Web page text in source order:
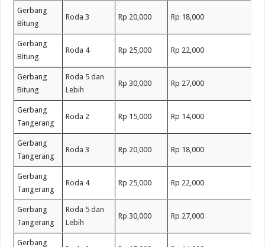
Gerbang
Bitung
Roda 3 Rp 20,000 Rp 18,000
Gerbang
Bitung
Roda 4 Rp 25,000 Rp 22,000
Gerbang
Bitung
Roda 5 dan
Lebih
Rp 30,000 Rp 27,000
Gerbang
Tangerang
Roda 2 Rp 15,000 Rp 14,000
Gerbang
Tangerang
Roda 3 Rp 20,000 Rp 18,000
Gerbang
Tangerang
Roda 4 Rp 25,000 Rp 22,000
Gerbang
Tangerang
Roda 5 dan
Lebih
Rp 30,000 Rp 27,000
Gerbang